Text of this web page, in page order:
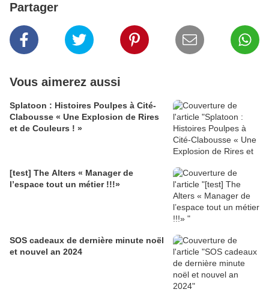
Partager
Vous aimerez aussi
Splatoon : Histoires Poulpes à Cité-
Clabousse « Une Explosion de Rires
et de Couleurs ! »
[test] The Alters « Manager de
l’espace tout un métier !!!»
SOS cadeaux de dernière minute noël
et nouvel an 2024